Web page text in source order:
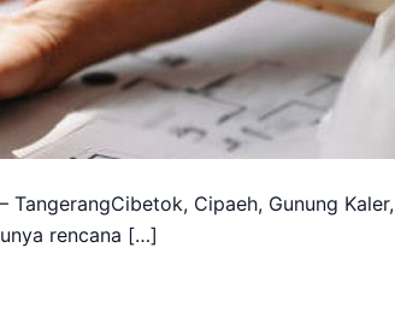
TangerangCibetok, Cipaeh, Gunung Kaler,
rencana […]